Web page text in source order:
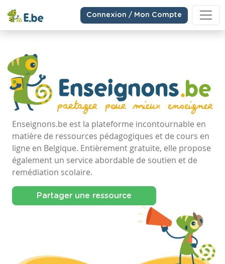
Connexion / Mon Compte
Enseignons.be est la plateforme incontournable en
matière de ressources pédagogiques et de cours en
ligne en Belgique. Entièrement gratuite, elle propose
également un service abordable de soutien et de
remédiation scolaire.
Partager une ressource